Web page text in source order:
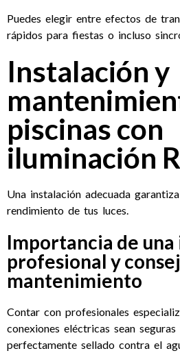
Puedes elegir entre efectos de
rápidos para fiestas o incluso
Instalación y
piscinas con
iluminación
Una instalación adecuada
rendimiento de tus luces.
Importancia de
profesional y
mantenimiento
Contar con profesionales
conexiones eléctricas sean
perfectamente sellado contra el